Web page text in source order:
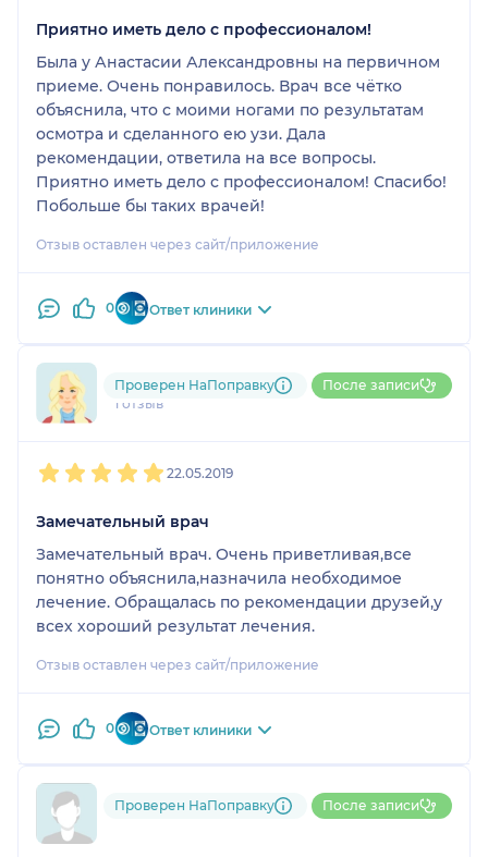
Приятно иметь дело с профессионалом!
Была у Анастасии Александровны на первичном
приеме. Очень понравилось. Врач все чётко
объяснила, что с моими ногами по результатам
осмотра и сделанного ею узи. Дала
рекомендации, ответила на все вопросы.
Приятно иметь дело с профессионалом! Спасибо!
Побольше бы таких врачей!
Отзыв оставлен через сайт/приложение
0 Ответ клиники
Татьяна
1 отзыв
Проверен НаПоправку После записи
22.05.2019
Замечательный врач
Замечательный врач. Очень приветливая,все
понятно объяснила,назначила необходимое
лечение. Обращалась по рекомендации друзей,у
всех хороший результат лечения.
Отзыв оставлен через сайт/приложение
0 Ответ клиники
Пользователь НаПоправку
Проверен НаПоправку После записи